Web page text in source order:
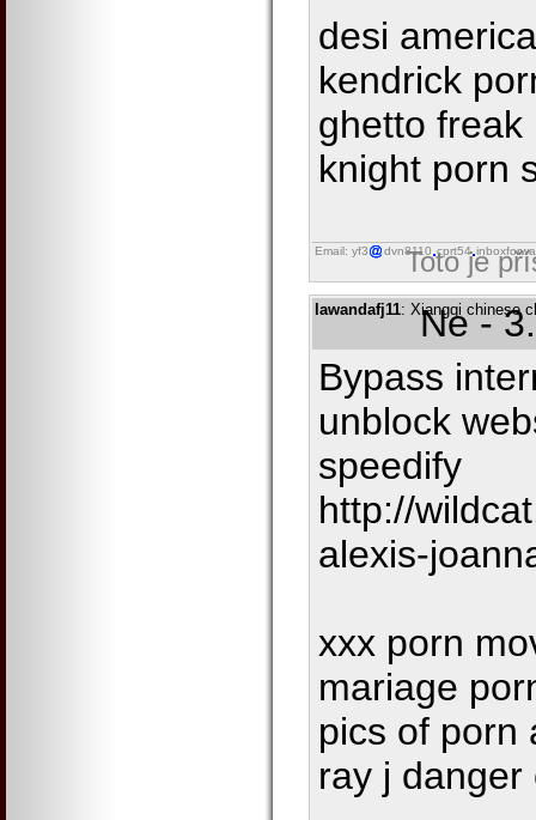
desi
kendrick
ghetto freak
knight porn
Email: yf3 dvn8110 cprt54
Toto je
lawandafj11: Xiangqi chinese
Ne -
Bypass
unblock
speedify
http://
alexis-
xxx porn
mariage
pics of porn
ray j danger